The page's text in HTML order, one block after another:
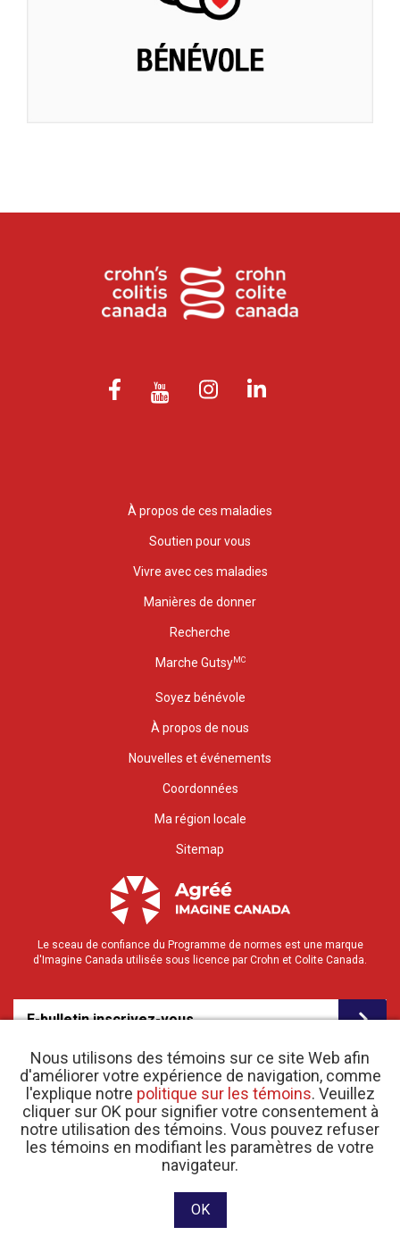
Nous utilisons des témoins sur ce site Web afin
d'améliorer votre expérience de navigation, comme
l'explique notre politique sur les témoins. Veuillez
cliquer sur OK pour signifier votre consentement à
notre utilisation des témoins. Vous pouvez refuser
les témoins en modifiant les paramètres de votre
navigateur.
OK
À propos de ces maladies
Soutien pour vous
Vivre avec ces maladies
Manières de donner
Recherche
Marche GutsyMC
Soyez bénévole
À propos de nous
Nouvelles et événements
Coordonnées
Ma région locale
Sitemap
Le sceau de confiance du Programme de normes est une marque
d'Imagine Canada utilisée sous licence par Crohn et Colite Canada.
E-bulletin inscrivez-vous
© 2026 Crohn et Colite Canada |Politique de confidentialité
d’organisme de bienfaisance 11883 1486 RR 0001
Site web conçu et développé par raisin Software.